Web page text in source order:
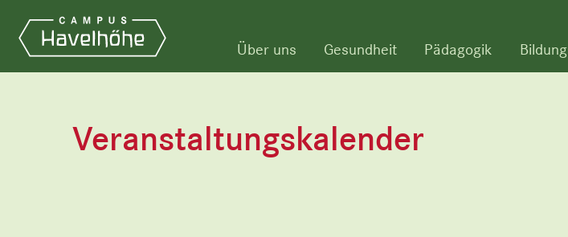
Über uns Gesundheit Pädagogik Bildung
Veranstaltungskalender